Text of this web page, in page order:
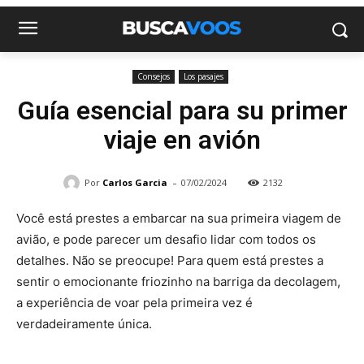
Consejos Los pasajes
Guía esencial para su primer
viaje en avión
Por Carlos Garcia - 07/02/2024 2132
Você está prestes a embarcar na sua primeira viagem de
avião, e pode parecer um desafio lidar com todos os
detalhes. Não se preocupe! Para quem está prestes a
sentir o emocionante friozinho na barriga da decolagem,
a experiência de voar pela primeira vez é
verdadeiramente única.